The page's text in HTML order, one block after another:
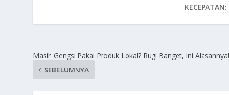
KECEPATAN:
Masih Gengsi Pakai Produk Lokal? Rugi Banget, Ini Alasannya!
SEBELUMNYA